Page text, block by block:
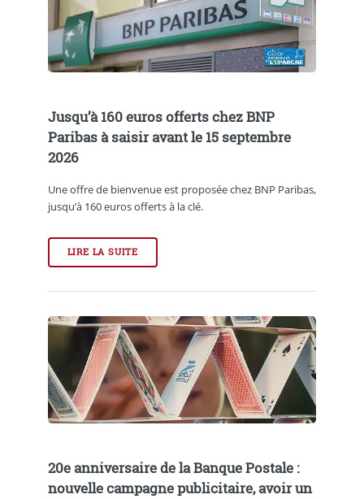
Jusqu’à 160 euros offerts chez BNP
Paribas à saisir avant le 15 septembre
2026
Une offre de bienvenue est proposée chez BNP Paribas,
jusqu’à 160 euros offerts à la clé.
LIRE LA SUITE
20e anniversaire de la Banque Postale :
nouvelle campagne publicitaire, avoir un